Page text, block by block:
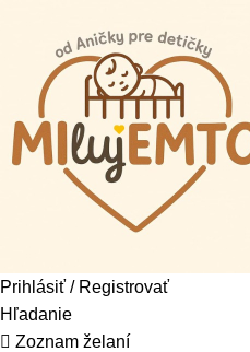
Prihlásiť / Registrovať
Hľadanie
Zoznam želaní